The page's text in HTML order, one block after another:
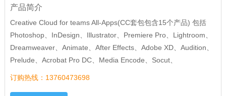
产品简介
Creative Cloud for teams All-Apps(CC套包包含15个产品) 包括
Photoshop、InDesign、Illustrator、Premiere Pro、Lightroom、
Dreamweaver、Animate、After Effects、Adobe XD、Audition、
Prelude、Acrobat Pro DC、Media Encode、Socut、
订购热线：13760473698